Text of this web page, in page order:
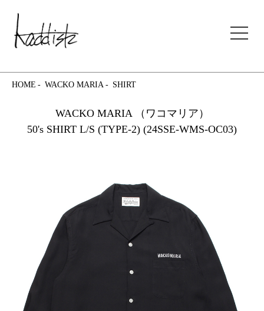
kaddish development store
HOME WACKO MARIA SHIRT
WACKO MARIA （ワコマリア）
50's SHIRT L/S (TYPE-2) (24SSE-WMS-OC03)